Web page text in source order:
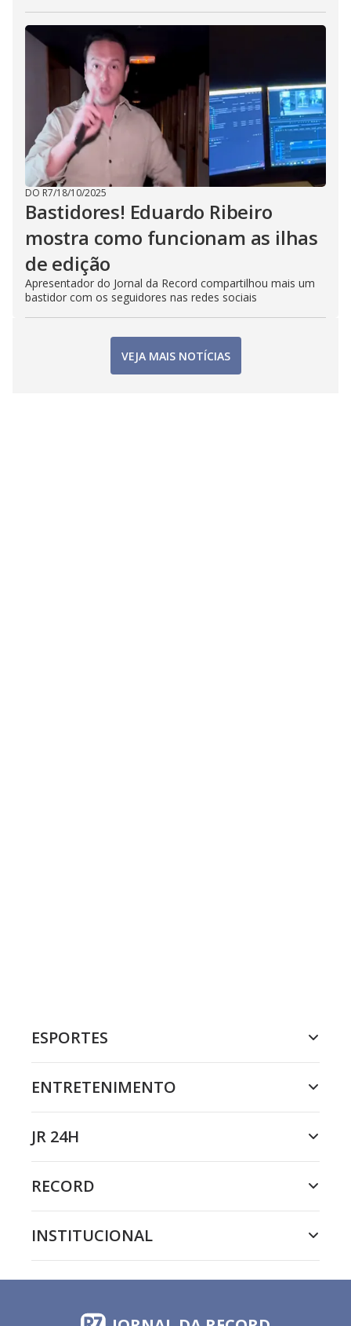
DO R7/18/10/2025
Bastidores! Eduardo Ribeiro
mostra como funcionam as ilhas
de edição
Apresentador do Jornal da Record compartilhou mais um
bastidor com os seguidores nas redes sociais
VEJA MAIS NOTÍCIAS
ESPORTES
ENTRETENIMENTO
JR 24H
RECORD
INSTITUCIONAL